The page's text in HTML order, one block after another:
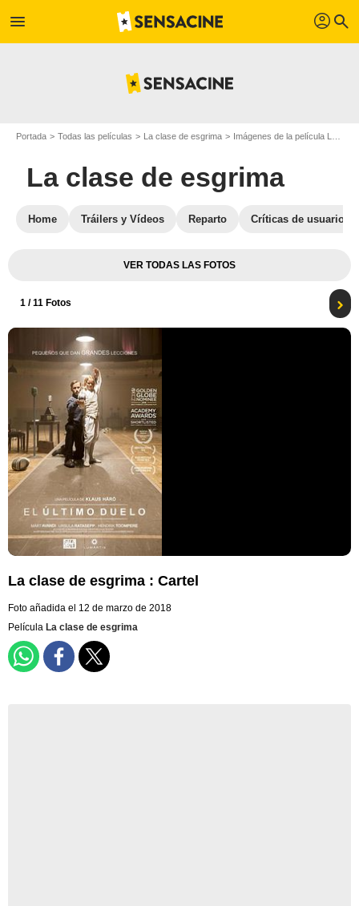
menu profil search
Portada Todas las películas La clase de esgrima Imágenes de la película La clase de esgrima
La clase de esgrima
Home Tráilers y Vídeos Reparto Críticas de usuarios
VER TODAS LAS FOTOS
1 / 11 Fotos
La clase de esgrima : Cartel
Foto añadida el 12 de marzo de 2018
Película La clase de esgrima